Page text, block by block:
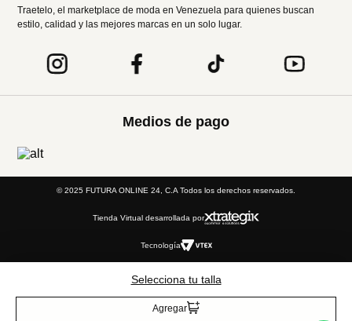
Selecciona tu talla
Agregar
Traetelo, el marketplace de moda en Venezuela para quienes buscan
estilo, calidad y las mejores marcas en un solo lugar.
Medios de pago
© 2025 FUTURA ONLINE 24, C.A Todos los derechos reservados.
Tienda Virtual desarrollada por
Tecnología